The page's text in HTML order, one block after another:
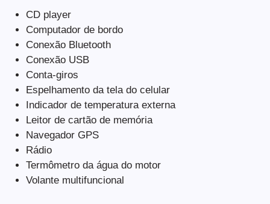
CD player
Computador de bordo
Conexão Bluetooth
Conexão USB
Conta-giros
Espelhamento da tela do celular
Indicador de temperatura externa
Leitor de cartão de memória
Navegador GPS
Rádio
Termômetro da água do motor
Volante multifuncional